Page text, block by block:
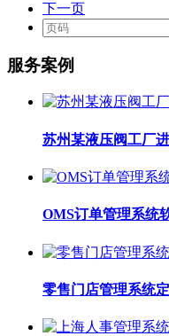
下一页
服务案例
苏州某液压阀工厂
OMS订单管理系统
零售门店管理系统